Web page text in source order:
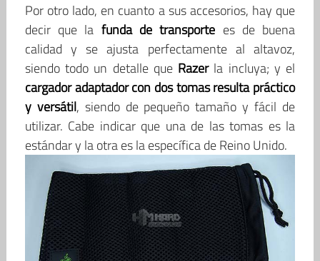
Por otro lado, en cuanto a sus accesorios, hay que
decir que la funda de transporte es de buena
calidad y se ajusta perfectamente al altavoz,
siendo todo un detalle que Razerla incluya; y el
cargador adaptador con dos tomasresulta práctico
y versátil, siendo de pequeño tamaño y fácil de
utilizar. Cabe indicar que una de las tomas es la
estándar y la otra es la específica de Reino Unido.